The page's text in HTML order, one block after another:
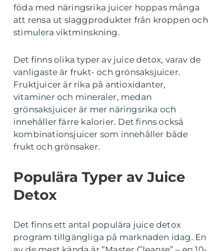
föda med näringsrika juicer hoppas många
att rensa ut slaggprodukter från kroppen och
stimulera viktminskning.
Det finns olika typer av juice detox, varav de
vanligaste är frukt- och grönsaksjuicer.
Fruktjuicer är rika på antioxidanter,
vitaminer och mineraler, medan
grönsaksjuicer är mer näringsrika och
innehåller färre kalorier. Det finns också
kombinationsjuicer som innehåller både
frukt och grönsaker.
Populära Typer av Juice
Detox
Det finns ett antal populära juice detox
program tillgängliga på marknaden idag. En